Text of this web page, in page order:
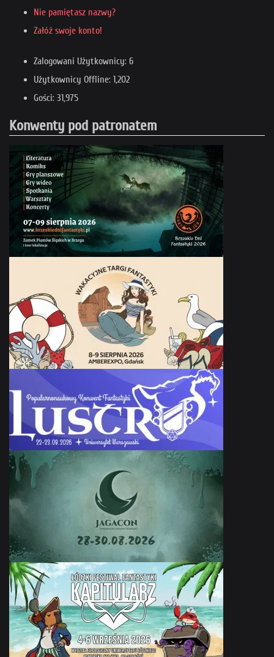
Nie pamiętasz nazwy?
Załóż swoje konto!
Zalogowani Użytkownicy: 6
Użytkownicy Offline: 1,202
Gości: 31,975
Konwenty pod patronatem